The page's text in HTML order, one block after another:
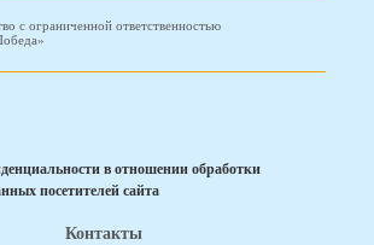
с ограниченной ответственностью
в отношении обработки
посетителей сайта
Контакты